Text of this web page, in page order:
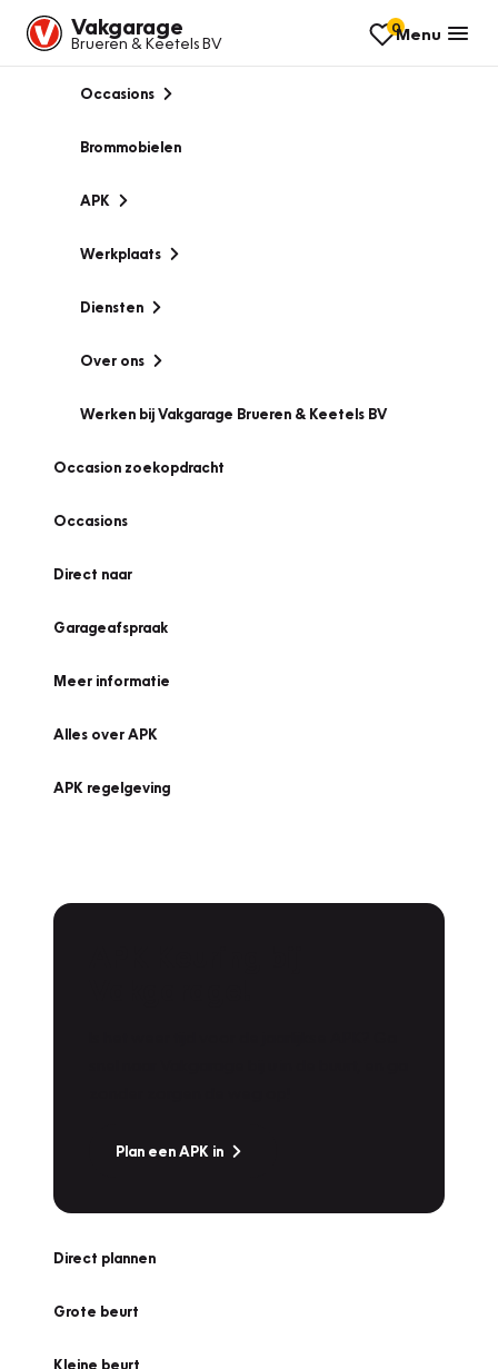
Vakgarage
Brueren & Keetels BV
0Menu
Occasions
Brommobielen
APK
Werkplaats
Diensten
Over ons
Werken bij Vakgarage Brueren & Keetels BV
Occasion zoekopdracht
Occasions
Direct naar
Garageafspraak
Meer informatie
Alles over APK
APK regelgeving
Plan een APK in
Direct plannen
Grote beurt
Kleine beurt